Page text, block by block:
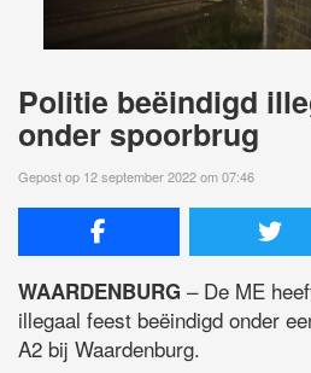
Politie beëindigd
onder spoorbrug
Gepost op 12 september 2022 om 07:46
WAARDENBURG – De ME
illegaal feest beëindigd onder
A2 bij Waardenburg.